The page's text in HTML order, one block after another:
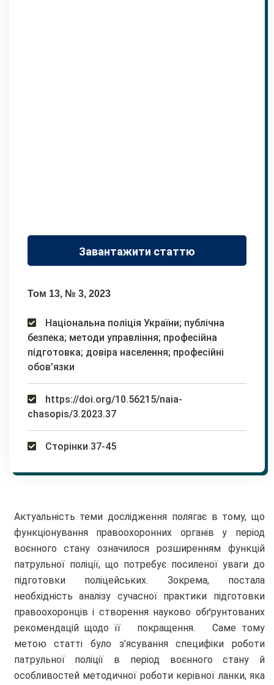
Завантажити статтю
Том 13, № 3, 2023
Національна поліція України; публічна
безпека; методи управління; професійна
підготовка; довіра населення; професійні
обов’язки
https://doi.org/10.56215/naia-
chasopis/3.2023.37
Сторінки 37-45
Актуальність теми дослідження полягає в тому, що
функціонування правоохоронних органів у період
воєнного стану означилося розширенням функцій
патрульної поліції, що потребує посиленої уваги до
підготовки поліцейських. Зокрема, постала
необхідність аналізу сучасної практики підготовки
правоохоронців і створення науково обґрунтованих
рекомендацій щодо її покращення. Саме тому
метою статті було з’ясування специфіки роботи
патрульної поліції в період воєнного стану й
особливостей методичної роботи керівної ланки, яка